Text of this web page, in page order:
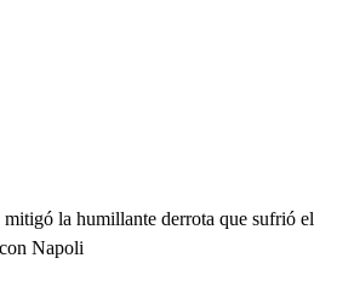
la humillante derrota que sufrió el
Napoli